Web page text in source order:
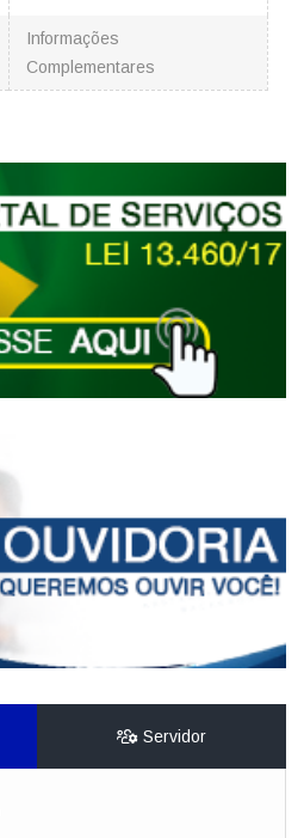
Informações
Complementares
Servidor